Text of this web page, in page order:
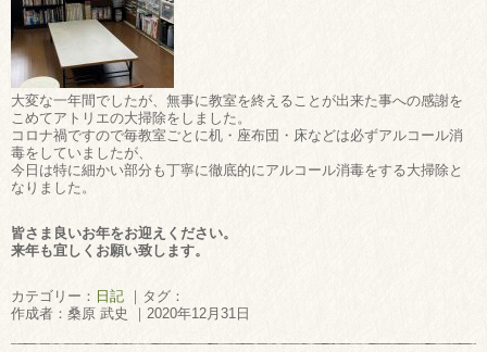
大変な一年間でしたが、無事に教室を終えることが出来た事への感謝を
こめてアトリエの大掃除をしました。
コロナ禍ですので毎教室ごとに机・座布団・床などは必ずアルコール消
毒をしていましたが、
今日は特に細かい部分も丁寧に徹底的にアルコール消毒をする大掃除と
なりました。
皆さま良いお年をお迎えください。
来年も宜しくお願い致します。
カテゴリー： 日記 ｜タグ：
作成者：桑原 武史 ｜2020年12月31日